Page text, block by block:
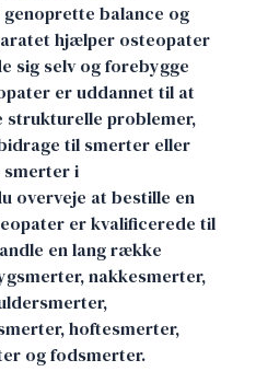
genoprette balance og
hjælper osteopater
sig selv og forebygge
er uddannet til at
strukturelle problemer,
til smerter eller
smerter i
overveje at bestille en
er kvalificerede til
en lang række
nakkesmerter,
hoftesmerter,
og fodsmerter.